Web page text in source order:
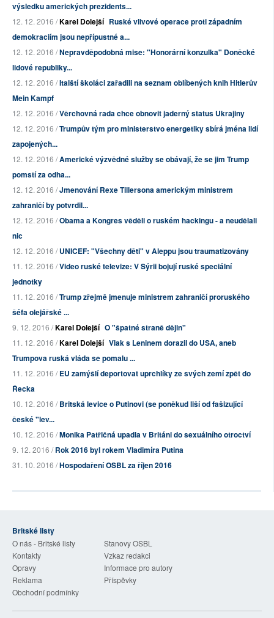
výsledku amerických prezidents...
12. 12. 2016 /Karel Dolejší Ruské vlivové operace proti západním
demokraciím jsou nepřípustné a...
12. 12. 2016 /Nepravděpodobná mise: "Honorární konzulka" Doněcké
lidové republiky...
12. 12. 2016 /Italští školáci zařadili na seznam oblíbených knih Hitlerův
Mein Kampf
12. 12. 2016 /Věrchovná rada chce obnovit jaderný status Ukrajiny
12. 12. 2016 /Trumpův tým pro ministerstvo energetiky sbírá jména lidí
zapojených...
12. 12. 2016 /Americké výzvědné služby se obávají, že se jim Trump
pomstí za odha...
12. 12. 2016 /Jmenování Rexe Tillersona americkým ministrem
zahraničí by potvrdil...
12. 12. 2016 /Obama a Kongres věděli o ruském hackingu - a neudělali
nic
12. 12. 2016 /UNICEF: "Všechny děti" v Aleppu jsou traumatizovány
11. 12. 2016 /Video ruské televize: V Sýrii bojují ruské speciální
jednotky
11. 12. 2016 /Trump zřejmě jmenuje ministrem zahraničí proruského
šéfa olejářské ...
9. 12. 2016 /Karel Dolejší O "špatné straně dějin"
11. 12. 2016 /Karel Dolejší Vlak s Leninem dorazil do USA, aneb
Trumpova ruská vláda se pomalu ...
11. 12. 2016 /EU zamýšlí deportovat uprchlíky ze svých zemí zpět do
Řecka
10. 12. 2016 /Britská levice o Putinovi (se poněkud liší od fašizující
české "lev...
10. 12. 2016 /Monika Patřičná upadla v Británi do sexuálního otroctví
9. 12. 2016 /Rok 2016 byl rokem Vladimíra Putina
31. 10. 2016 /Hospodaření OSBL za říjen 2016
Britské listy
O nás - Britské listy
Stanovy OSBL
Kontakty
Vzkaz redakci
Opravy
Informace pro autory
Reklama
Příspěvky
Obchodní podmínky